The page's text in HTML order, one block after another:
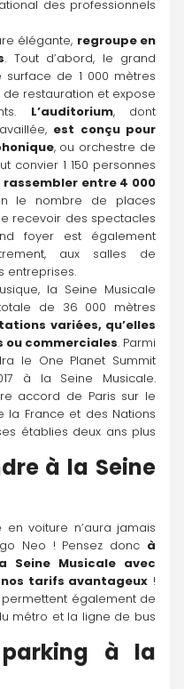
des professionnels
élégante, regroupe en
. Tout d’abord, le grand
de 1 000 mètres
restauration et expose
L’auditorium, dont
est conçu pour
, ou orchestre de
convier 1 150 personnes
entre 4 000
le nombre de places
recevoir des spectacles
foyer est également
aux salles de
entreprises.
la Seine Musicale
de 36 000 mètres
variées, qu’elles
commerciales. Parmi
le One Planet Summit
à la Seine Musicale.
accord de Paris sur le
France et des Nations
établies deux ans plus
à la Seine
voiture n’aura jamais
Neo ! Pensez donc à
Seine Musicale avec
tarifs avantageux !
permettent également de
métro et la ligne de bus
parking à la